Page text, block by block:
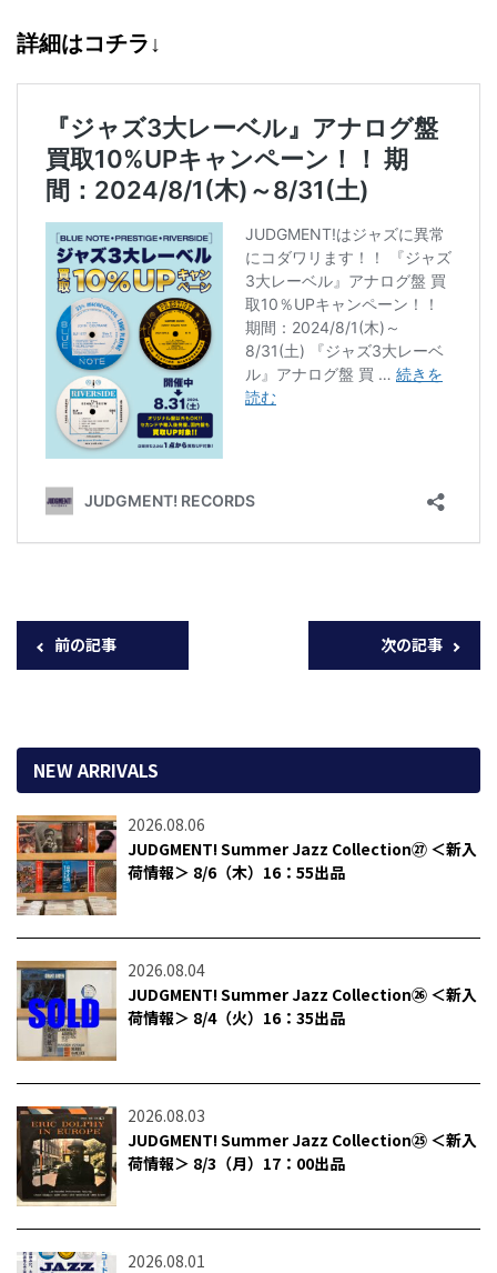
詳細はコチラ↓
前の記事 次の記事
NEW ARRIVALS
2026.08.06
JUDGMENT! Summer Jazz Collection㉗ ＜新入
荷情報＞ 8/6（木）16：55出品
2026.08.04
JUDGMENT! Summer Jazz Collection㉖ ＜新入
荷情報＞ 8/4（火）16：35出品
2026.08.03
JUDGMENT! Summer Jazz Collection㉕ ＜新入
荷情報＞ 8/3（月）17：00出品
2026.08.01